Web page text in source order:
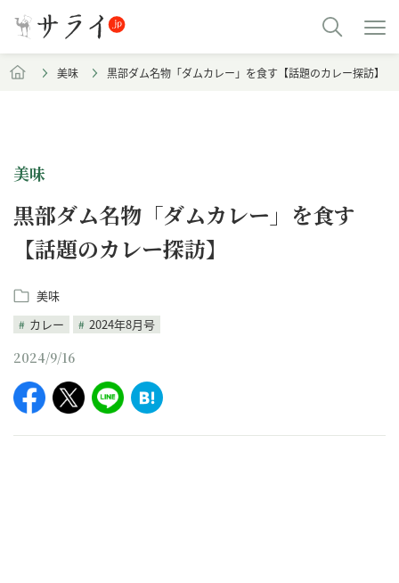
美味 黒部ダム名物「ダムカレー」を食す【話題のカレー探訪】
美味
黒部ダム名物「ダムカレー」を食す
【話題のカレー探訪】
美味
カレー
2024年8月号
2024/9/16